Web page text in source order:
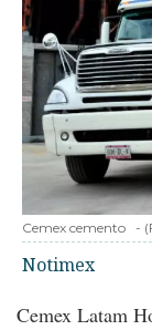
Cemex cemento -
Notimex
Cemex Latam